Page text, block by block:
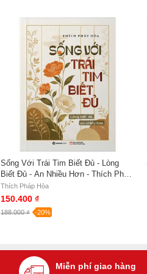
Sống Với Trái Tim Biết Đủ - Lòng
Biết Đủ - An Nhiều Hơn - Thích Pháp
Hòa
Thích Pháp Hòa
150.400 ₫
188.000 ₫ -20%
Miễn phí giao hàng